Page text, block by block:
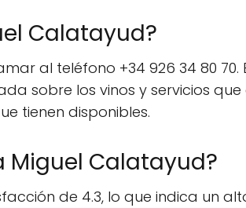
Calatayud?
al teléfono +34 926 34 80
sobre los vinos y servicios
tienen disponibles.
Miguel Calatayud?
de 4.3, lo que indica un